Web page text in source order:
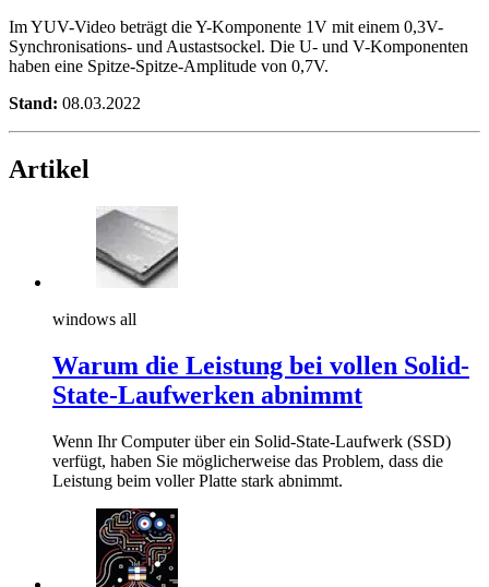
Im YUV-Video beträgt die Y-Komponente 1V mit einem 0,3V-
Synchronisations- und Austastsockel. Die U- und V-Komponenten
haben eine Spitze-Spitze-Amplitude von 0,7V.
Stand: 08.03.2022
Artikel
windows all
Warum die Leistung bei vollen Solid-
State-Laufwerken abnimmt
Wenn Ihr Computer über ein Solid-State-Laufwerk (SSD)
verfügt, haben Sie möglicherweise das Problem, dass die
Leistung beim voller Platte stark abnimmt.